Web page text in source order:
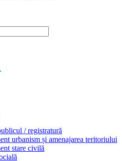
/ registratură
urbanism și amenajarea teritoriului
stare civilă